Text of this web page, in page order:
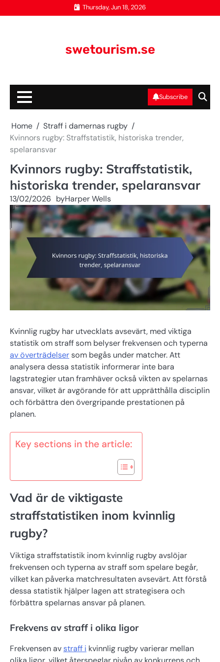
to
Thursday, Jun 18, 2026
swetourism.se
Subscribe
Home
Straff i damernas rugby
Kvinnors rugby: Straffstatistik, historiska trender,
spelaransvar
Kvinnors rugby: Straffstatistik,
historiska trender, spelaransvar
13/02/2026 byHarper Wells
Kvinnlig rugby har utvecklats avsevärt, med viktiga
statistik om straff som belyser frekvensen och typerna
av överträdelsersom begås under matcher. Att
analysera dessa statistik informerar inte bara
lagstrategier utan framhäver också vikten av spelarnas
ansvar, vilket är avgörande för att upprätthålla disciplin
och förbättra den övergripande prestationen på
planen.
Key sections in the article:
Vad är de viktigaste
straffstatistiken inom kvinnlig
rugby?
Viktiga straffstatistik inom kvinnlig rugby avslöjar
frekvensen och typerna av straff som spelare begår,
vilket kan påverka matchresultaten avsevärt. Att förstå
dessa statistik hjälper lagen att strategisera och
förbättra spelarnas ansvar på planen.
Frekvens av straff i olika ligor
Frekvensen avstraff i kvinnlig rugby varierar mellan